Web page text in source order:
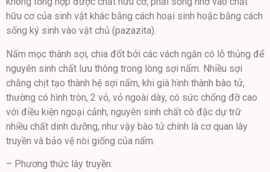
hữu cơ của sinh vật khác bằng cách hoại sinh hoặc bằng cách
sống ký sinh vào vật chủ (pazazita).
Nấm mọc thành sợi, chia đốt bởi các vách ngăn có lỗ thủng để
nguyên sinh chất lưu thông trong lòng sợi nấm. Nhiều sợi
chằng chịt tạo thành hệ sợi nấm, khi già hình thành bào tử,
thường có hình tròn, 2 vỏ, vỏ ngoài dày, có sức chống đỡ cao
với điều kiện ngoại cảnh, nguyên sinh chất cô đặc dự trữ
nhiều chất dinh dưỡng, như vậy bào tử chính là cơ quan lây
truyền và bảo vệ nòi giống của nấm.
– Phương thức lây truyền: